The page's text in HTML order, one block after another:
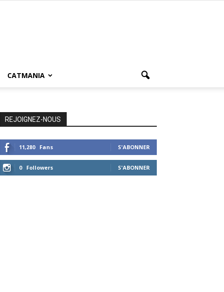
CATMANIA
REJOIGNEZ-NOUS
11,280 Fans S'ABONNER
0 Followers S'ABONNER